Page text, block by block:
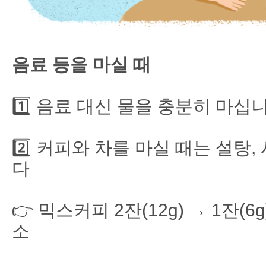
음료 등을 마실 때
1️⃣ 음료 대신 물을 충분히 마십
2️⃣ 커피와 차를 마실 때는 설탕,
다
👉 믹스커피 2잔(12g) → 1잔
소